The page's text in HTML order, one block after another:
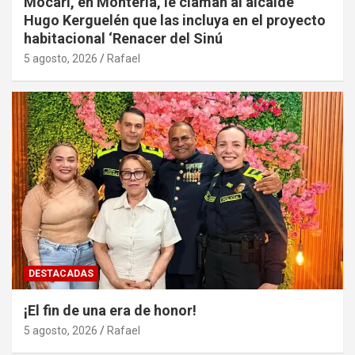
Hugo Kerguelén que las incluya en el proyecto
habitacional ‘Renacer del Sinú
5 agosto, 2026 Rafael
DESTACADAS
¡El fin de una era de honor!
5 agosto, 2026 Rafael